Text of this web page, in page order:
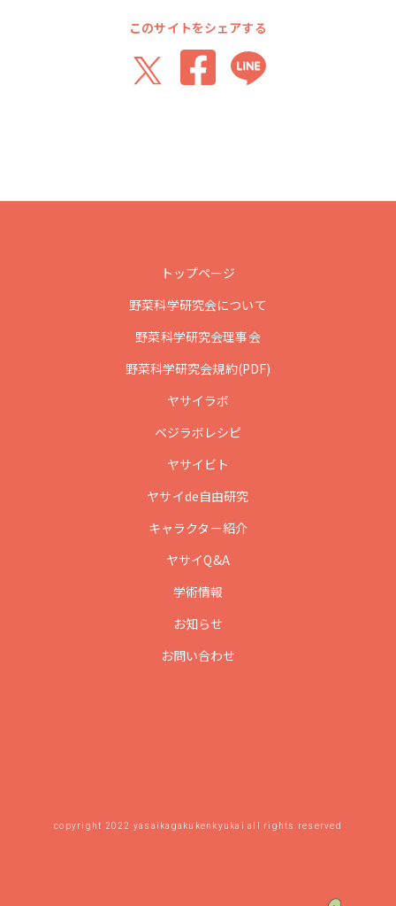
このサイトをシェアする
トップページ
野菜科学研究会について
野菜科学研究会理事会
野菜科学研究会規約(PDF)
ヤサイラボ
ベジラボレシピ
ヤサイビト
ヤサイde自由研究
キャラクター紹介
ヤサイQ&A
学術情報
お知らせ
お問い合わせ
copyright 2022 yasaikagakukenkyukai all rights reserved